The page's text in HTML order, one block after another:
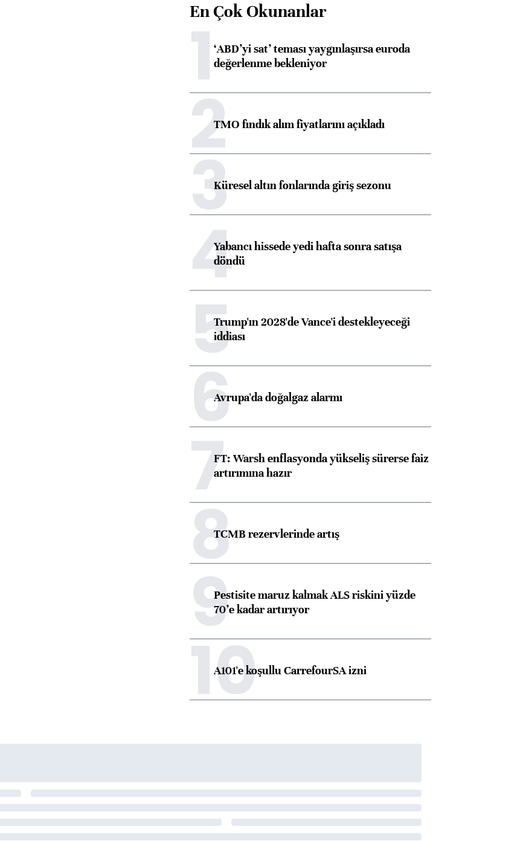
En Çok Okunanlar
1‘ABD’yi sat’ teması yaygınlaşırsa euroda
değerlenme bekleniyor
2TMO fındık alım fiyatlarını açıkladı
3Küresel altın fonlarında giriş sezonu
4Yabancı hissede yedi hafta sonra satışa
döndü
5Trump'ın 2028'de Vance'i destekleyeceği
iddiası
6Avrupa'da doğalgaz alarmı
7FT: Warsh enflasyonda yükseliş sürerse faiz
artırımına hazır
8TCMB rezervlerinde artış
9Pestisite maruz kalmak ALS riskini yüzde
70’e kadar artırıyor
10
A101'e koşullu CarrefourSA izni